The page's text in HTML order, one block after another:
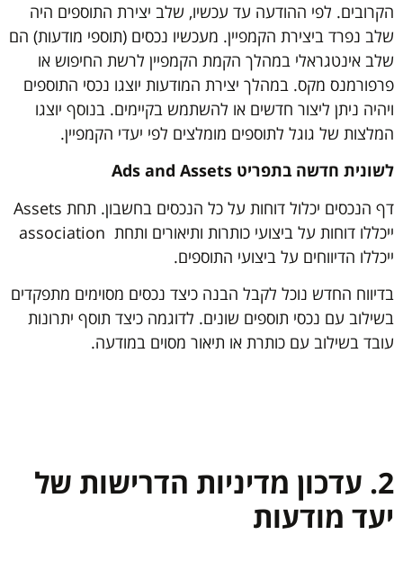
הקרובים. לפי ההודעה עד עכשיו, שלב יצירת התוספים היה
שלב נפרד ביצירת הקמפיין. מעכשיו נכסים (תוספי מודעות) הם
שלב אינטגראלי במהלך הקמת הקמפיין לרשת החיפוש או
פרפורמנס מקס. במהלך יצירת המודעות יוצגו נכסי התוספים
ויהיה ניתן ליצור חדשים או להשתמש בקיימים. בנוסף יוצגו
המלצות של גוגל לתוספים מומלצים לפי יעדי הקמפיין.
לשונית חדשה בתפריט Ads and Assets
דף הנכסים יכלול דוחות על כל הנכסים בחשבון. תחת Assets
ייכללו דוחות על ביצועי כותרות ותיאורים ותחת association
ייכללו הדיווחים על ביצועי התוספים.
בדיווח החדש נוכל לקבל הבנה כיצד נכסים מסוימים מתפקדים
בשילוב עם נכסי תוספים שונים. לדוגמה כיצד תוסף יתרונות
עובד בשילוב עם כותרת או תיאור מסוים במודעה.
2. עדכון מדיניות הדרישות של
יעד מודעות